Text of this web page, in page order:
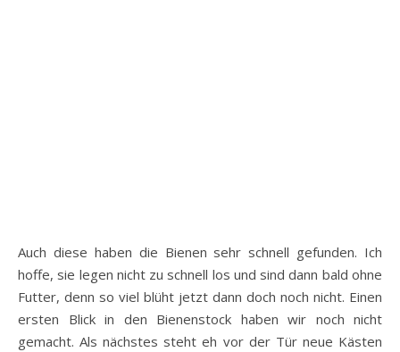
Auch diese haben die Bienen sehr schnell gefunden. Ich
hoffe, sie legen nicht zu schnell los und sind dann bald ohne
Futter, denn so viel blüht jetzt dann doch noch nicht. Einen
ersten Blick in den Bienenstock haben wir noch nicht
gemacht. Als nächstes steht eh vor der Tür neue Kästen